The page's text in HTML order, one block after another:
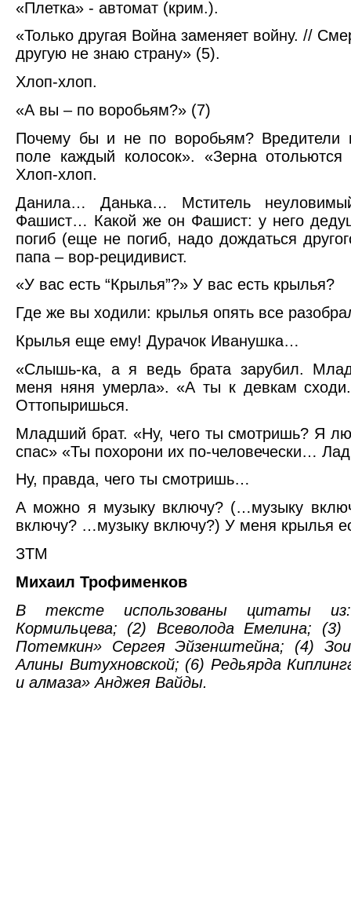
«Плетка» - автомат (крим.).
«Только другая Война заменяет войну. //
другую не знаю страну» (5).
Хлоп-хлоп.
«А вы – по воробьям?» (7)
Почему бы и не по воробьям?
поле каждый колосок». «Зерна
Хлоп-хлоп.
Данила… Данька… Мститель
Фашист… Какой же он Фашист: у него
погиб (еще не погиб, надо дождаться
папа – вор-рецидивист.
«У вас есть “Крылья”?» У вас есть крылья?
Где же вы ходили: крылья опять все
Крылья еще ему! Дурачок Иванушка…
«Слышь-ка, а я ведь брата зарубил.
меня няня умерла». «А ты к девкам сходи.
Оттопыришься.
Младший брат. «Ну, чего ты смотришь? Я
спас» «Ты похорони их по-человечески…
Ну, правда, чего ты смотришь…
А можно я музыку включу? (…музыку
включу? …музыку включу?) У меня крылья
ЗТМ
Михаил Трофименков
В тексте использованы цитаты
Кормильцева; (2) Всеволода Емелина; (3)
Потемкин» Сергея Эйзенштейна; (4)
Алины Витухновской; (6) Редьярда
и алмаза» Анджея Вайды.